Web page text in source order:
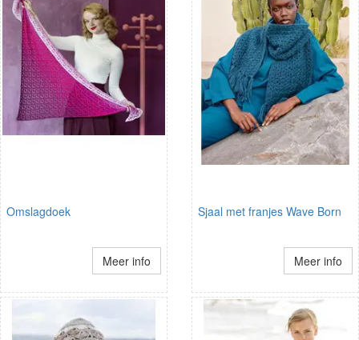
Omslagdoek
Meer info
Sjaal met franjes Wave Born
Meer info